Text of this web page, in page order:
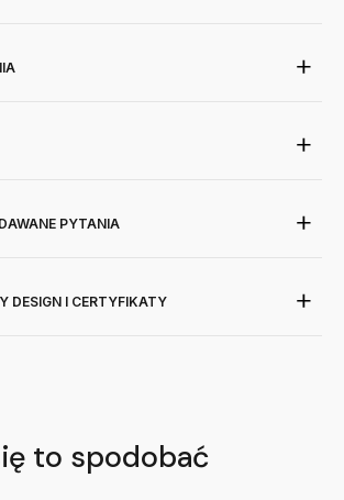
PYTANIA
DESIGN I CERTYFIKATY
to spodobać